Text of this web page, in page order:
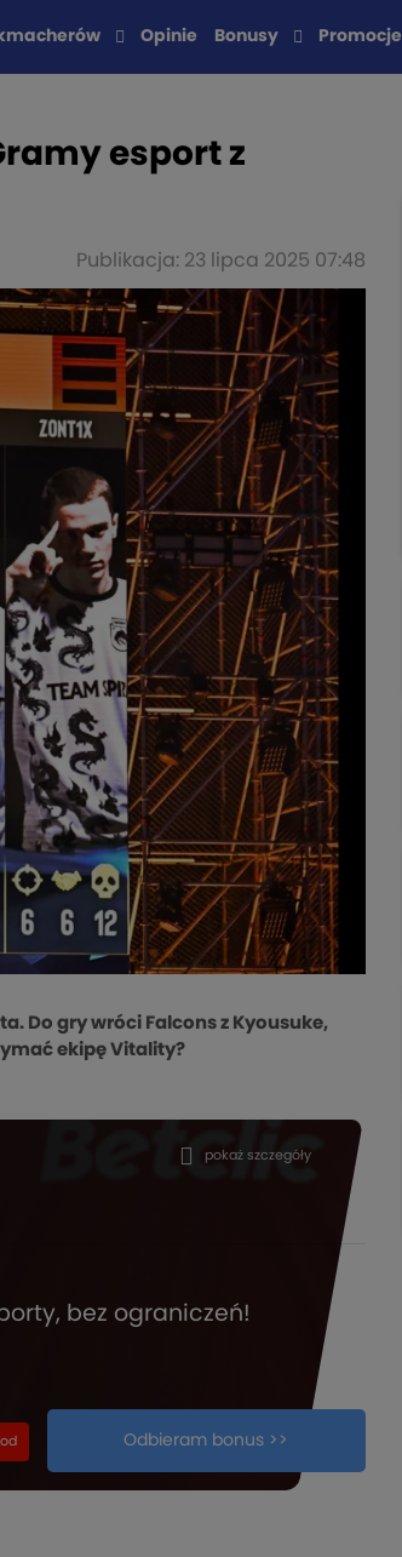
Opinie Bonusy Promocje
esport z
Publikacja: 23 lipca 2025 07:48
Do gry wróci Falcons z Kyousuke,
ekipę Vitality?
bez ograniczeń!
Odbieram bonus >>
pokaż szczegóły